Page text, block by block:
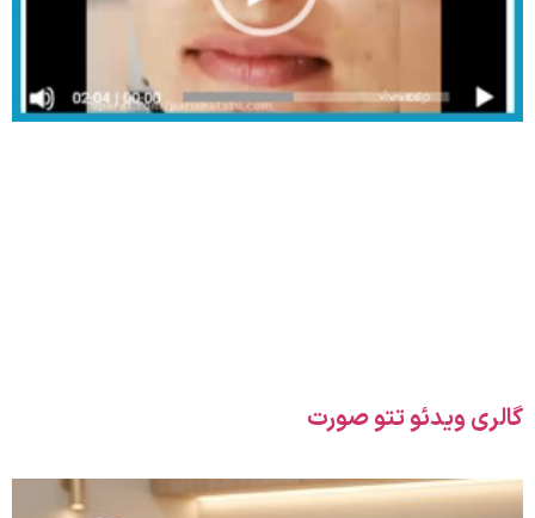
گالری ویدئو تتو صورت